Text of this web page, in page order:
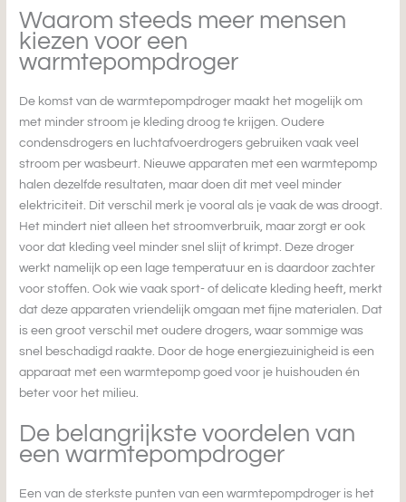
Waarom steeds meer mensen
kiezen voor een
warmtepompdroger
De komst van de warmtepompdroger maakt het mogelijk om
met minder stroom je kleding droog te krijgen. Oudere
condensdrogers en luchtafvoerdrogers gebruiken vaak veel
stroom per wasbeurt. Nieuwe apparaten met een warmtepomp
halen dezelfde resultaten, maar doen dit met veel minder
elektriciteit. Dit verschil merk je vooral als je vaak de was droogt.
Het mindert niet alleen het stroomverbruik, maar zorgt er ook
voor dat kleding veel minder snel slijt of krimpt. Deze droger
werkt namelijk op een lage temperatuur en is daardoor zachter
voor stoffen. Ook wie vaak sport- of delicate kleding heeft, merkt
dat deze apparaten vriendelijk omgaan met fijne materialen. Dat
is een groot verschil met oudere drogers, waar sommige was
snel beschadigd raakte. Door de hoge energiezuinigheid is een
apparaat met een warmtepomp goed voor je huishouden én
beter voor het milieu.
De belangrijkste voordelen van
een warmtepompdroger
Een van de sterkste punten van een warmtepompdroger is het